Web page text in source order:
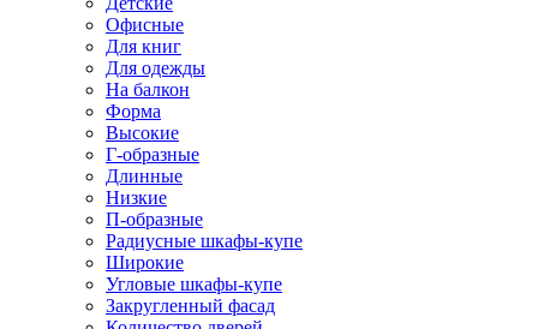
Офисные
Для книг
Для одежды
На балкон
Форма
Высокие
Г-образные
Длинные
Низкие
П-образные
Радиусные шкафы-купе
Широкие
Угловые шкафы-купе
Закругленный фасад